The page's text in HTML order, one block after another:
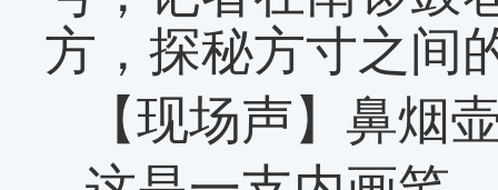
方，探秘方寸之间
【现场声】鼻烟